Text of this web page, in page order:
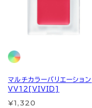
マルチカラーバリエーション
VV12[VIVID]
¥1,320